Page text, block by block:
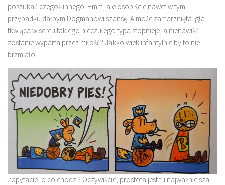
poszukać czegoś innego. Hmm, ale osobiście nawet w tym
przypadku dałbym Dogmanowi szansę. A może zamarznięta igła
tkwiąca w sercu takiego nieczułego typa stopnieje, a nienawiść
zostanie wyparta przez miłość? Jakkolwiek infantylnie by to nie
brzmiało.
Zapytacie, o co chodzi? Oczywiście, prostota jest tu najważniejsza.